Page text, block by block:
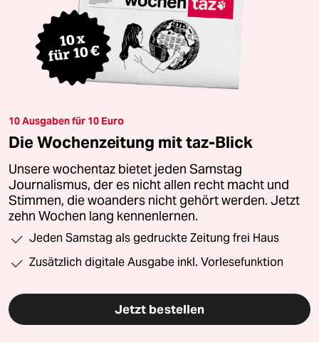
10 Ausgaben für 10 Euro
Die Wochenzeitung mit taz-Blick
Unsere wochentaz bietet jeden Samstag
Journalismus, der es nicht allen recht macht und
Stimmen, die woanders nicht gehört werden. Jetzt
zehn Wochen lang kennenlernen.
Jeden Samstag als gedruckte Zeitung frei Haus
Zusätzlich digitale Ausgabe inkl. Vorlesefunktion
Jetzt bestellen